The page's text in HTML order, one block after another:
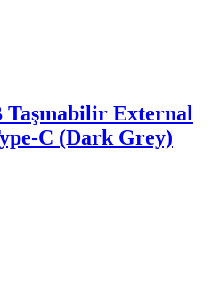
External
C (Dark Grey)